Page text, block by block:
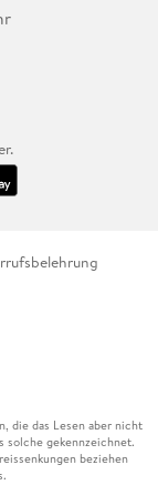
die das Lesen aber nicht
solche gekennzeichnet.
beziehen